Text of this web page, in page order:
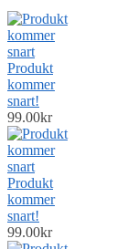
Produkt
kommer
snart!
99.00kr
Produkt
kommer
snart!
99.00kr